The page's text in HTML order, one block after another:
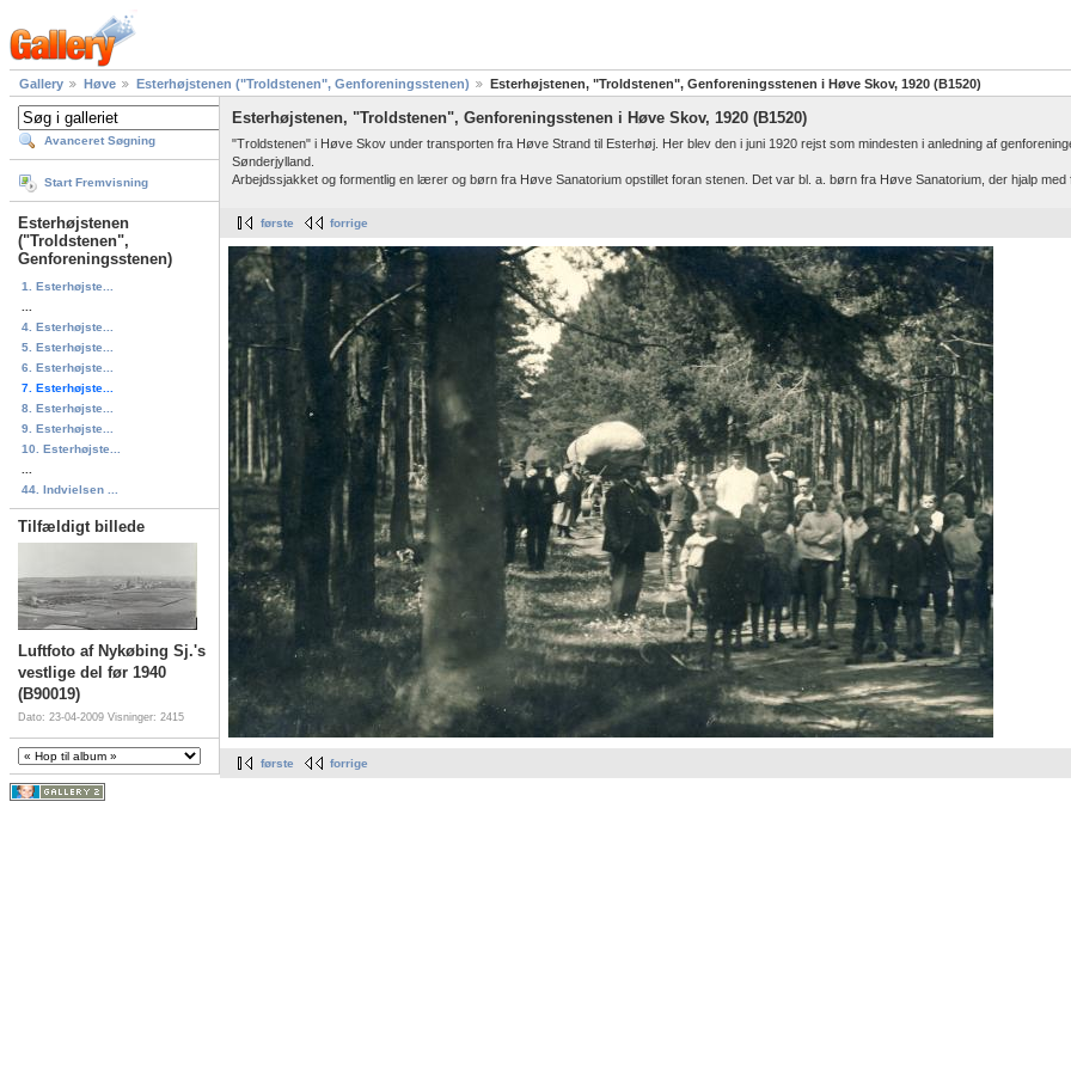
Gallery Høve Esterhøjstenen ("Troldstenen", Genforeningsstenen) Esterhøjstenen, "Troldstenen", Genforeningsstenen i Høve Skov, 1920 (B1520)
Avanceret Søgning
Start Fremvisning
Esterhøjstenen
("Troldstenen",
Genforeningsstenen)
1. Esterhøjste...
4. Esterhøjste...
5. Esterhøjste...
6. Esterhøjste...
7. Esterhøjste...
8. Esterhøjste...
9. Esterhøjste...
10. Esterhøjste...
44. Indvielsen ...
Tilfældigt billede
Luftfoto af Nykøbing Sj.'s
vestlige del før 1940
(B90019)
Dato: 23-04-2009 Visninger: 2415
Esterhøjstenen, "Troldstenen", Genforeningsstenen i Høve Skov, 1920 (B1520)
"Troldstenen" i Høve Skov under transporten fra Høve Strand til Esterhøj. Her blev den i juni 1920 rejst som mindesten i anledning af
Sønderjylland.
Arbejdssjakket og formentlig en lærer og børn fra Høve Sanatorium opstillet foran stenen. Det var bl. a. børn fra Høve Sanatorium, der hjalp med
første forrige
første forrige